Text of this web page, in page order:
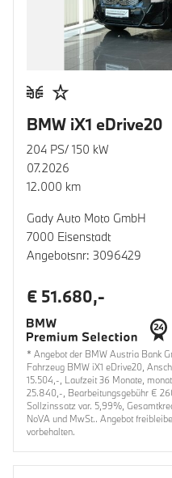
BMW iX1 eDrive20
204 PS/ 150 kW
07.2026
12.000 km
Gady Auto Moto GmbH
7000 Eisenstadt
Angebotsnr: 3096429
€ 51.680,-
* Angebot der BMW Austria Bank
Fahrzeug BMW iX1 eDrive20,
15.504,-, Laufzeit 36 Monate,
25.840,-, Bearbeitungsgebühr €
Sollzinssatz var. 5,99%,
NoVA und MwSt.. Angebot
vorbehalten.